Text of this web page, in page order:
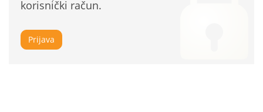
korisnički račun.
Prijava